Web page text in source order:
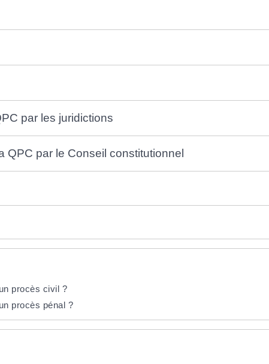
par les juridictions
QPC par le Conseil constitutionnel
procès civil ?
procès pénal ?